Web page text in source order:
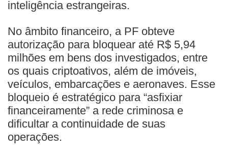
inteligência estrangeiras.
No âmbito financeiro, a PF obteve
autorização para bloquear até R$ 5,94
milhões em bens dos investigados, entre
os quais criptoativos, além de imóveis,
veículos, embarcações e aeronaves. Esse
bloqueio é estratégico para “asfixiar
financeiramente” a rede criminosa e
dificultar a continuidade de suas
operações.